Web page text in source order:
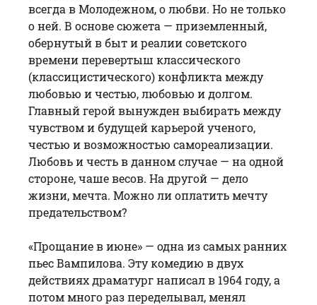
всегда в Молодежном, о любви. Но не только
о ней. В основе сюжета — приземленный,
обернутый в быт и реалии советского
времени перевертыш классического
(классицистического) конфликта между
любовью и честью, любовью и долгом.
Главный герой вынужден выбирать между
чувством и будущей карьерой ученого,
честью и возможностью самореализации.
Любовь и честь в данном случае — на одной
стороне, чаше весов. На другой — дело
жизни, мечта. Можно ли оплатить мечту
предательством?
«Прощание в июне» — одна из самых ранних
пьес Вампилова. Эту комедию в двух
действиях драматург написал в 1964 году, а
потом много раз переделывал, менял